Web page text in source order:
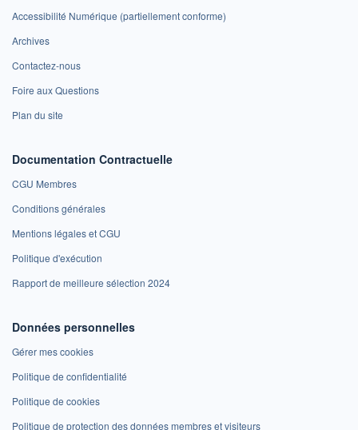
Accessibilité Numérique (partiellement conforme)
Archives
Contactez-nous
Foire aux Questions
Plan du site
Documentation Contractuelle
CGU Membres
Conditions générales
Mentions légales et CGU
Politique d'exécution
Rapport de meilleure sélection 2024
Données personnelles
Gérer mes cookies
Politique de confidentialité
Politique de cookies
Politique de protection des données membres et visiteurs